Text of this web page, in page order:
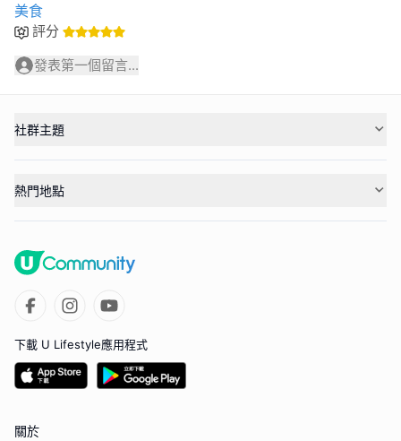
美食
評分
發表第一個留言...
社群主題
熱門地點
下載 U Lifestyle應用程式
關於